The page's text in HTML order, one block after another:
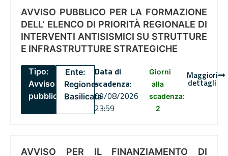
AVVISO PUBBLICO PER LA FORMAZIONE
DELL’ ELENCO DI PRIORITÀ REGIONALE DI
INTERVENTI ANTISISMICI SU STRUTTURE
E INFRASTRUTTURE STRATEGICHE
Tipo:
Avviso
pubblico
Ente:
Regione
Basilicata
Data di
scadenza:
09/08/2026
23:59
Giorni
alla
scadenza:
2
Maggiori
dettagli
AVVISO PER IL FINANZIAMENTO DI